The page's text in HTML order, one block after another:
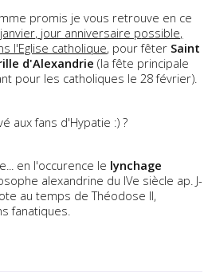
promis je vous retrouve en ce
jour anniversaire possible,
l'Eglise catholique, pour fêter Saint
d'Alexandrie (la fête principale
pour les catholiques le 28 février).
aux fans d'Hypatie :) ?
en l'occurence le lynchage
alexandrine du IVe siècle ap. J-
au temps de Théodose II,
fanatiques.